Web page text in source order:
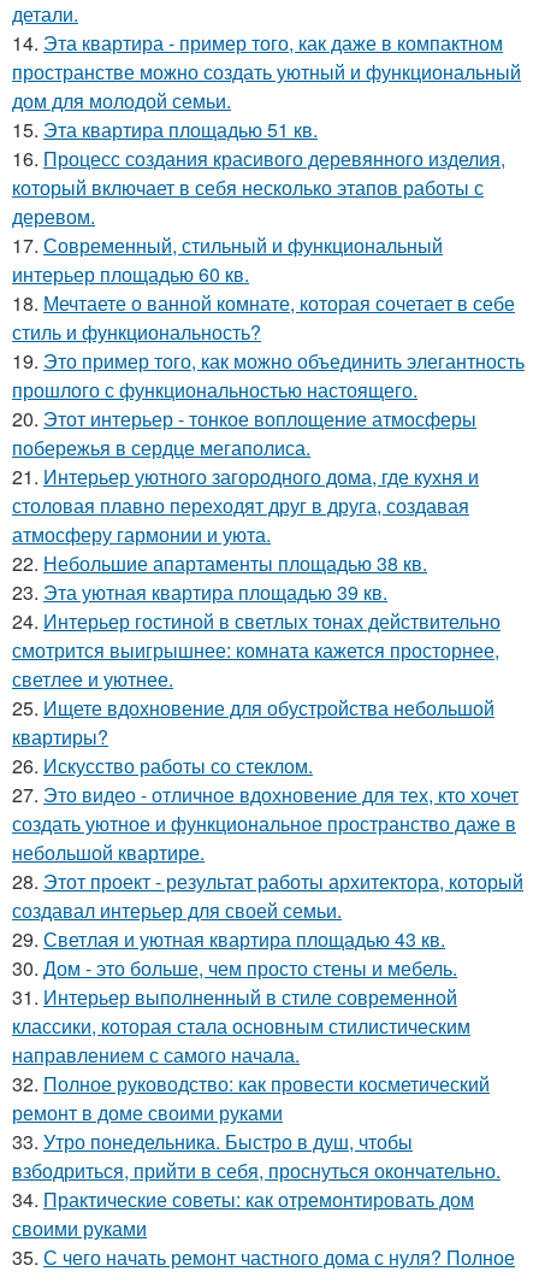
детали.
14. Эта квартира - пример того, как даже в компактном
пространстве можно создать уютный и функциональный
дом для молодой семьи.
15. Эта квартира площадью 51 кв.
16. Процесс создания красивого деревянного изделия,
который включает в себя несколько этапов работы с
деревом.
17. Современный, стильный и функциональный
интерьер площадью 60 кв.
18. Мечтаете о ванной комнате, которая сочетает в себе
стиль и функциональность?
19. Это пример того, как можно объединить элегантность
прошлого с функциональностью настоящего.
20. Этот интерьер - тонкое воплощение атмосферы
побережья в сердце мегаполиса.
21. Интерьер уютного загородного дома, где кухня и
столовая плавно переходят друг в друга, создавая
атмосферу гармонии и уюта.
22. Небольшие апартаменты площадью 38 кв.
23. Эта уютная квартира площадью 39 кв.
24. Интерьер гостиной в светлых тонах действительно
смотрится выигрышнее: комната кажется просторнее,
светлее и уютнее.
25. Ищете вдохновение для обустройства небольшой
квартиры?
26. Искусство работы со стеклом.
27. Это видео - отличное вдохновение для тех, кто хочет
создать уютное и функциональное пространство даже в
небольшой квартире.
28. Этот проект - результат работы архитектора, который
создавал интерьер для своей семьи.
29. Светлая и уютная квартира площадью 43 кв.
30. Дом - это больше, чем просто стены и мебель.
31. Интерьер выполненный в стиле современной
классики, которая стала основным стилистическим
направлением с самого начала.
32. Полное руководство: как провести косметический
ремонт в доме своими руками
33. Утро понедельника. Быстро в душ, чтобы
взбодриться, прийти в себя, проснуться окончательно.
34. Практические советы: как отремонтировать дом
своими руками
35. С чего начать ремонт частного дома с нуля? Полное